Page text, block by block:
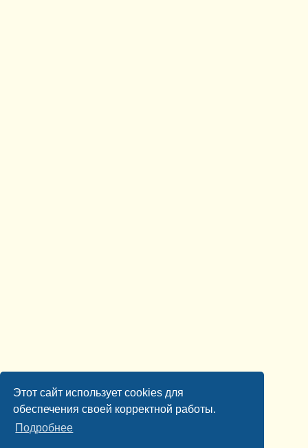
Этот сайт использует cookies для
обеспечения своей корректной работы.
Подробнее